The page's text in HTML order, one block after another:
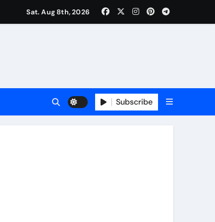
होंगे आकर्षण
Sat. Aug 8th, 2026
Subscribe